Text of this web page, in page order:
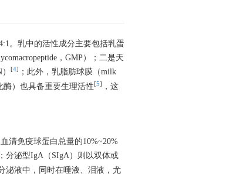
。乳中的活性成分主要包括乳蛋
，GMP）；二是天
[4]
；此外，乳脂肪球膜（milk
酶）也具备重要生理活性[5]
，这
清免疫球蛋白总量的10%~20%
分泌型IgA（SIgA）则以双体或
泌液中，同时在唾液、泪液，尤